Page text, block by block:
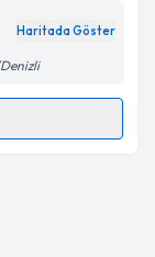
Aydınlatma
belirtilen
Haritada Göster
almanız